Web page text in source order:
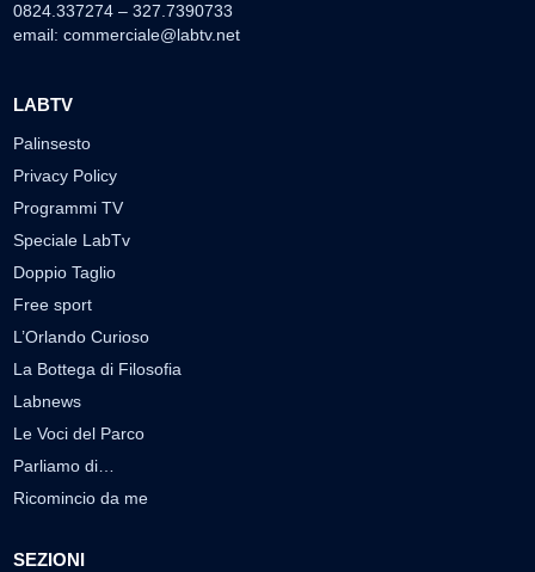
0824.337274 – 327.7390733
email: commerciale@labtv.net
LABTV
Palinsesto
Privacy Policy
Programmi TV
Speciale LabTv
Doppio Taglio
Free sport
L’Orlando Curioso
La Bottega di Filosofia
Labnews
Le Voci del Parco
Parliamo di…
Ricomincio da me
SEZIONI